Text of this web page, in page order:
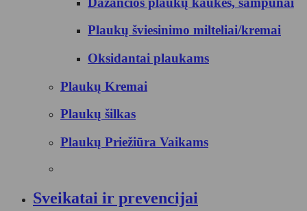
Plaukų šviesinimo milteliai/kremai
Oksidantai plaukams
Plaukų Kremai
Plaukų šilkas
Plaukų Priežiūra Vaikams
Sveikatai ir prevencijai